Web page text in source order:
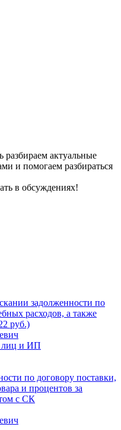
актуальные
и помогаем разбираться
в обсуждениях!
задолженности по
расходов, а также
руб.)
лиц и ИП
по договору поставки,
и процентов за
с СК